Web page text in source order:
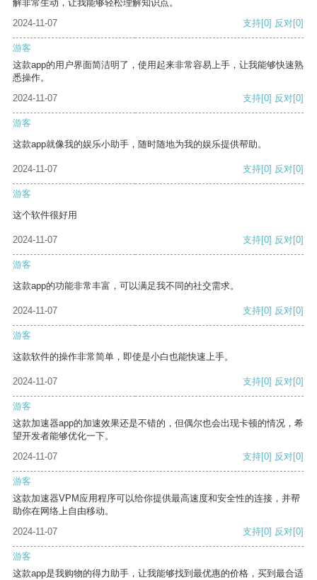
解非常生动，让我能够轻松理解知识点。
2024-11-07
支持[0] 反对[0]
游客
这款app的用户界面简洁明了，使用起来非常容易上手，让我能够快速熟
悉操作。
2024-11-07
支持[0] 反对[0]
游客
这款app就像我的娱乐小助手，随时随地为我的娱乐提供帮助。
2024-11-07 支持[0] 反对[0]
游客
这个软件很好用
2024-11-07 支持[0] 反对[0]
游客
这款app的功能非常丰富，可以满足我不同的社交需求。
2024-11-07 支持[0] 反对[0]
游客
这款软件的操作非常简单，即使是小白也能快速上手。
2024-11-07 支持[0] 反对[0]
游客
这款加速器app的加速效果还是不错的，但偶尔也会出现卡顿的情况，希
望开发者能够优化一下。
2024-11-07
支持[0] 反对[0]
游客
这款加速器VPM应用程序可以给你提供最高速度和安全性的连接，并帮
助你在网络上自由移动。
2024-11-07
支持[0] 反对[0]
游客
这款app是我购物的得力助手，让我能够找到最优惠的价格，买到最合适